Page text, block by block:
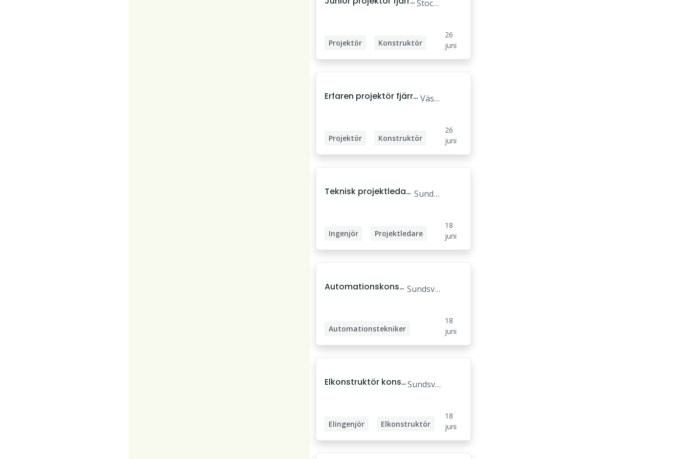
Stock
Projektör
Konstruktör
Energiingenjör
26
juni
Erfaren projektör fjärrv Väst
Projektör
Konstruktör
Energiingenjör
26
juni
Teknisk projektledare Sundsv
Ingenjör
Projektledare
Energiingenjör
18
juni
Automationskonsul Sundsval
Automationstekniker
18
juni
Elkonstruktör konsuSundsval
Elingenjör Elkonstruktör
18
juni